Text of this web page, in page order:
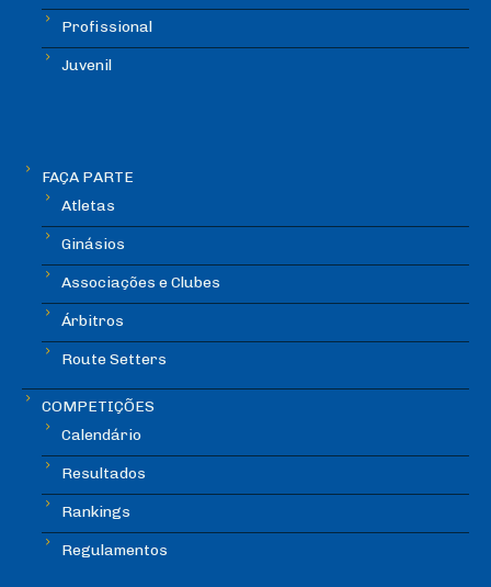
Profissional
Juvenil
FAÇA PARTE
Atletas
Ginásios
Associações e Clubes
Árbitros
Route Setters
COMPETIÇÕES
Calendário
Resultados
Rankings
Regulamentos